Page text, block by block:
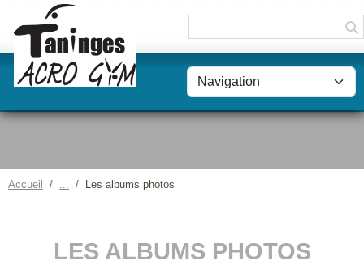
Accueil Les albums photos
LES ALBUMS PHOTOS
Panneau de gestion des cookies